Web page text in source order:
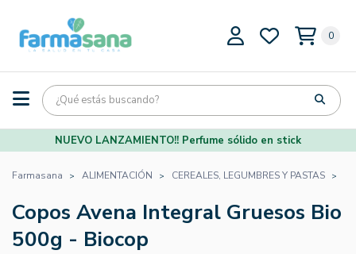
0
NUEVO LANZAMIENTO!! Perfume sólido en stick
Farmasana ALIMENTACIÓN CEREALES, LEGUMBRES Y PASTAS
Copos Avena Integral Gruesos Bio
500g - Biocop